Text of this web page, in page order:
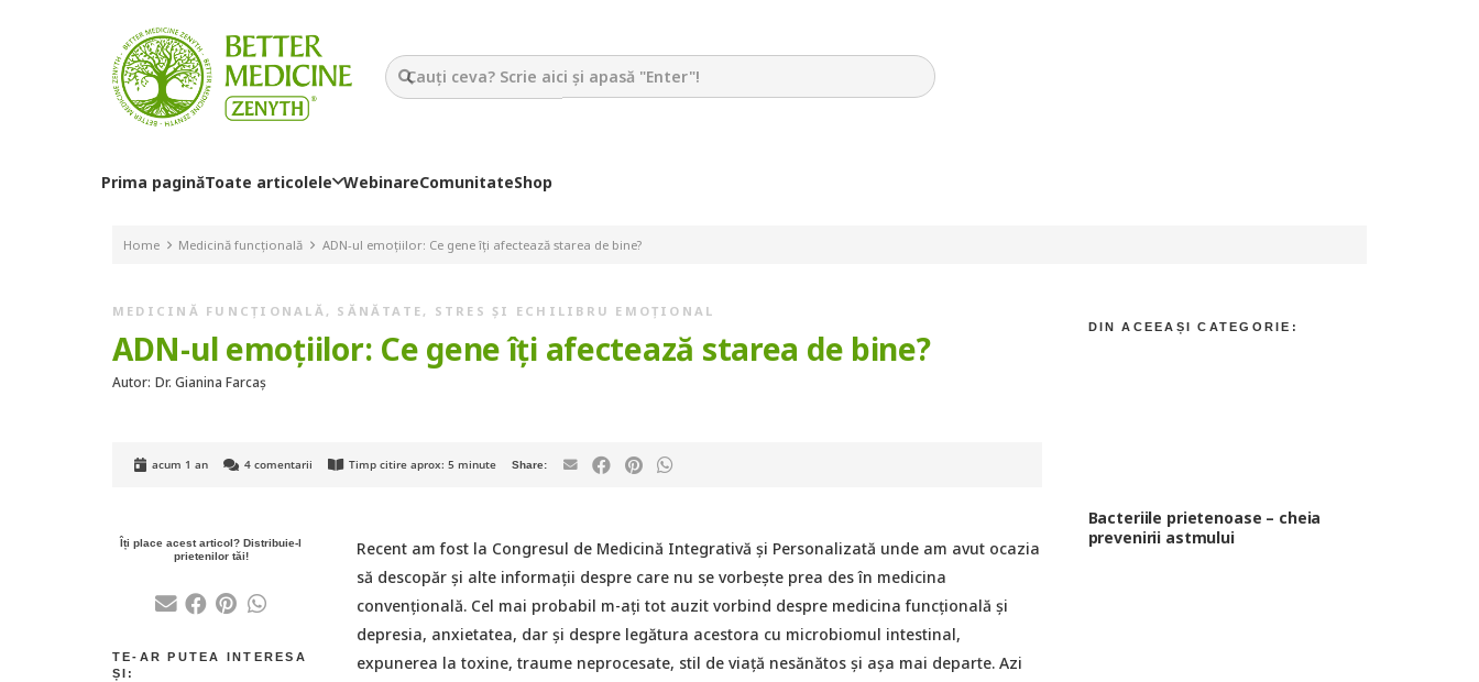
Prima paginăToate articolele WebinareComunitateShop
Home Medicină funcțională ADN-ul emoțiilor: Ce gene îți afectează starea de bine?
MEDICINĂ FUNCȚIONALĂ , SĂNĂTATE , STRES ȘI ECHILIBRU EMOȚIONAL
ADN-ul emoțiilor: Ce gene îți afectează starea de bine?
Autor: Dr. Gianina Farcaș
acum 1 an 4comentarii Timp citire aprox: 5 minute
Recent am fost la Congresul de Medicină Integrativă și Personalizată unde am avut ocazia
să descopăr și alte informații despre care nu se vorbește prea des în medicina
convențională. Cel mai probabil m-ați tot auzit vorbind despre medicina funcțională și
depresia, anxietatea, dar și despre legătura acestora cu microbiomul intestinal,
expunerea la toxine, traume neprocesate, stil de viață nesănătos și așa mai departe. Azi
Bacteriile prietenoase – cheia
prevenirii astmului